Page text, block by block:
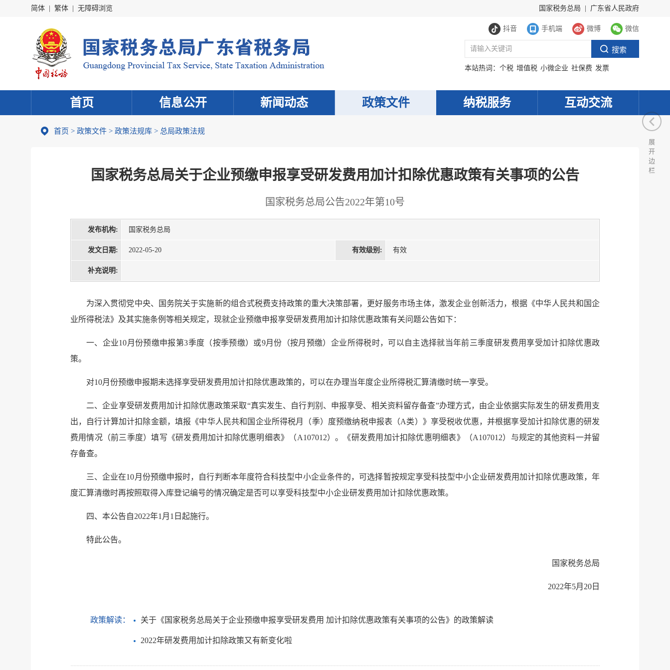
简体 繁体 无障碍浏览 国家税务总局 广东省人民政府
抖音 手机端 微博 微信
本站热词： 个税 增值税 小微企业 社保费 发票
首页 信息公开 新闻动态 政策文件 纳税服务 互动交流
首页 > 政策文件 > 政策法规库 > 总局政策法规
国家税务总局关于企业预缴申报享受研发费用加计扣除优惠政策有关事项的公告
国家税务总局公告2022年第10号
发布机构: 国家税务总局
发文日期: 2022-05-20 有效级别: 有效
补充说明:
为深入贯彻党中央、国务院关于实施新的组合式税费支持政策的重大决策部署，更好服务市场主体，激发企业创新活力，根据《中华人民共和国企
业所得税法》及其实施条例等相关规定，现就企业预缴申报享受研发费用加计扣除优惠政策有关问题公告如下：
一、企业10月份预缴申报第3季度（按季预缴）或9月份（按月预缴）企业所得税时，可以自主选择就当年前三季度研发费用享受加计扣除优惠政
策。
对10月份预缴申报期未选择享受研发费用加计扣除优惠政策的，可以在办理当年度企业所得税汇算清缴时统一享受。
二、企业享受研发费用加计扣除优惠政策采取“真实发生、自行判别、申报享受、相关资料留存备查”办理方式，由企业依据实际发生的研发费用支
出，自行计算加计扣除金额，填报《中华人民共和国企业所得税月（季）度预缴纳税申报表（A类）》享受税收优惠，并根据享受加计扣除优惠的研发
费用情况（前三季度）填写《研发费用加计扣除优惠明细表》（A107012）。《研发费用加计扣除优惠明细表》（A107012）与规定的其他资料一并留
存备查。
三、企业在10月份预缴申报时，自行判断本年度符合科技型中小企业条件的，可选择暂按规定享受科技型中小企业研发费用加计扣除优惠政策，年
度汇算清缴时再按照取得入库登记编号的情况确定是否可以享受科技型中小企业研发费用加计扣除优惠政策。
四、本公告自2022年1月1日起施行。
特此公告。
国家税务总局
2022年5月20日
政策解读： 关于《国家税务总局关于企业预缴申报享受研发费用 加计扣除优惠政策有关事项的公告》的政策解读
2022年研发费用加计扣除政策又有新变化啦
展
开
边
栏